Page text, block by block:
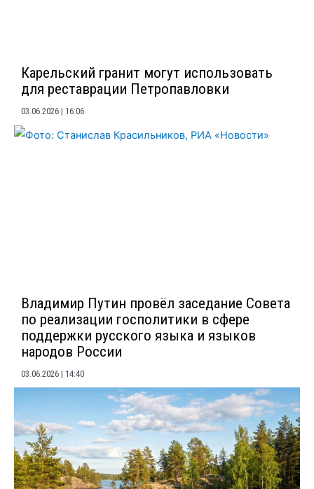
Карельский гранит могут использовать
для реставрации Петропавловки
03.06.2026 16:06
Владимир Путин провёл заседание Совета
по реализации госполитики в сфере
поддержки русского языка и языков
народов России
03.06.2026 14:40